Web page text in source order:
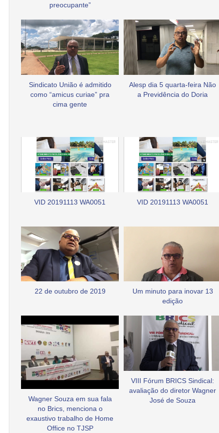
preocupante”
Sindicato União é admitido
como “amicus curiae” pra
cima gente
Alesp dia 5 quarta-feira Não
a Previdência do Doria
VID 20191113 WA0051 VID 20191113 WA0051
22 de outubro de 2019
Um minuto para inovar 13
edição
Wagner Souza em sua fala
no Brics, menciona o
exaustivo trabalho de Home
Office no TJSP
VIII Fórum BRICS Sindical:
avaliação do diretor Wagner
José de Souza